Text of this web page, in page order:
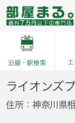
沿線・駅検索
ライオンズ
住所：神奈川県